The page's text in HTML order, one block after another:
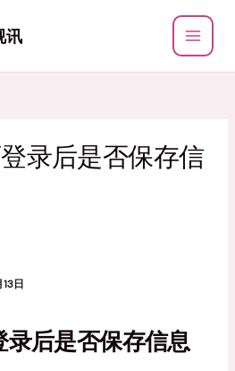
讯
录后是否保存信
日
录后是否保存信息